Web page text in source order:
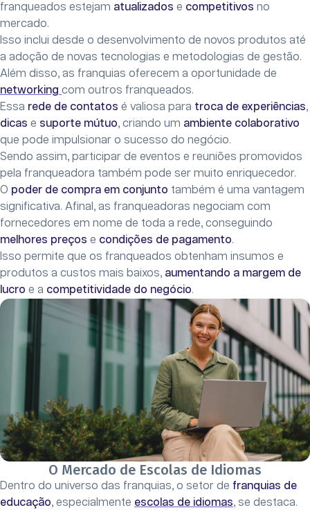
franqueados estejam atualizados e competitivos no
mercado.
Isso inclui desde o desenvolvimento de novos produtos até
a adoção de novas tecnologias e metodologias de gestão.
Além disso, as franquias oferecem a oportunidade de
networking com outros franqueados.
Essa rede de contatos é valiosa para troca de experiências,
dicas e suporte mútuo, criando um ambiente colaborativo
que pode impulsionar o sucesso do negócio.
Sendo assim, participar de eventos e reuniões promovidos
pela franqueadora também pode ser muito enriquecedor.
O poder de compra em conjunto também é uma vantagem
significativa. Afinal, as franqueadoras negociam com
fornecedores em nome de toda a rede, conseguindo
melhores preços e condições de pagamento.
Isso permite que os franqueados obtenham insumos e
produtos a custos mais baixos, aumentando a margem de
lucro e a competitividade do negócio.
O Mercado de Escolas de Idiomas
Dentro do universo das franquias, o setor de franquias de
educação, especialmente escolas de idiomas, se destaca.